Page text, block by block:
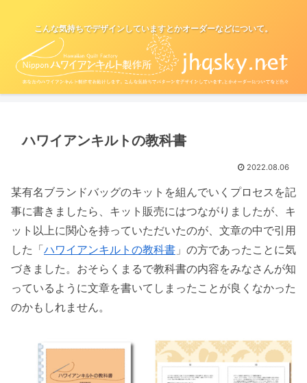
こんな気持ちでデザインしていますとかオーダーなどについて。
ハワイアンキルトの教科書
2022.08.06
某有名ブランドバッグのキットを組んでいくプロセスを記
事に書きましたら、キット販売にはつながりましたが、キ
ット以上に関心を持っていただいたのが、文章の中で引用
した「ハワイアンキルトの教科書 」の方であったことに気
づきました。おそらくまるで教科書の内容をみなさんが知
っているように文章を書いてしまったことが良くなかった
のかもしれません。